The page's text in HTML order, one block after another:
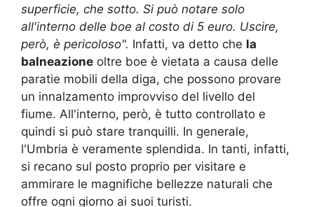
superficie, che sotto. Si può notare solo
all'interno delle boe al costo di 5 euro. Uscire,
però, è pericoloso". Infatti, va detto che la
balneazione oltre boe è vietata a causa delle
paratie mobili della diga, che possono provare
un innalzamento improvviso del livello del
fiume. All'interno, però, è tutto controllato e
quindi si può stare tranquilli. In generale,
l'Umbria è veramente splendida. In tanti, infatti,
si recano sul posto proprio per visitare e
ammirare le magnifiche bellezze naturali che
offre ogni giorno ai suoi turisti.